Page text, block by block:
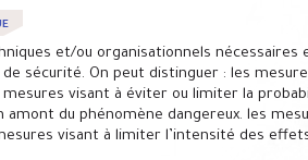
et/ou organisationnels nécessaires
sécurité. On peut distinguer : les
visant à éviter ou limiter la
amont du phénomène dangereux. les
visant à limiter l’intensité des